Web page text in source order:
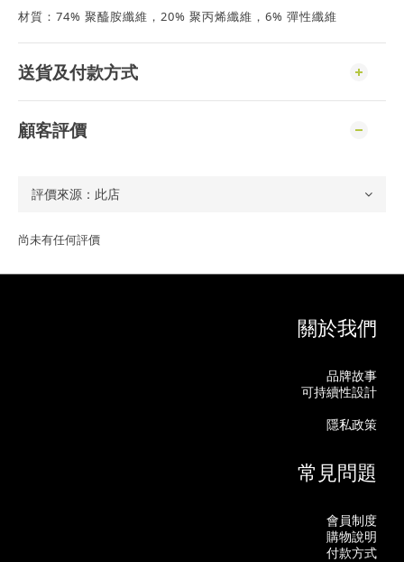
材質：74% 聚醯胺纖維，20% 聚丙烯纖維，6% 彈性纖維
送貨及付款方式
顧客評價
尚未有任何評價
關於我們
品牌故事
可持續性設計
隱私政策
常見問題
會員制度
購物說明
付款方式